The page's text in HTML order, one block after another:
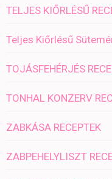
TELJES KIŐRLÉSŰ
Teljes Kiőrlésű
TOJÁSFEHÉRJÉS
TONHAL KONZERV
ZABKÁSA RECEPTEK
ZABPEHELYLISZT